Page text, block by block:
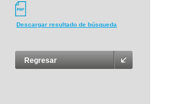
Descargar resultado de búsqueda
Regresar